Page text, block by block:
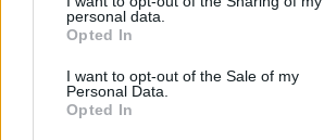
personal data.
Opted In
I want to opt-out of the Sale of my
Personal Data.
Opted In
miesto dviratį, užtikrinantį tiesesnę
pravers purvasaugiai ir lengvai
modelį paprasta naudoti
dažnai sustojama.